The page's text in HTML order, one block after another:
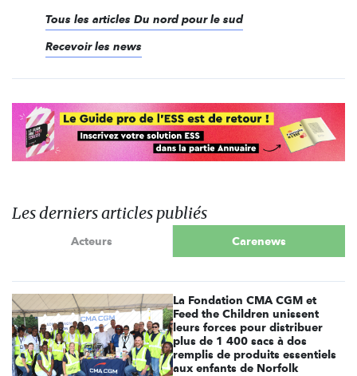
Tous les articles Du nord pour le sud
Recevoir les news
Les derniers articles publiés
Acteurs Carenews
La Fondation CMA CGM et
Feed the Children unissent
leurs forces pour distribuer
plus de 1 400 sacs à dos
remplis de produits essentiels
aux enfants de Norfolk